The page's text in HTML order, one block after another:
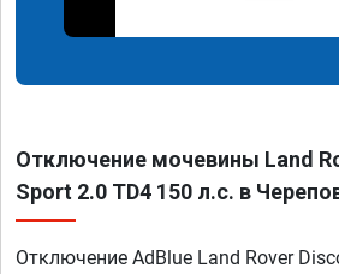
Отключение мочевины Land
Sport 2.0 TD4 150 л.с. в
Отключение AdBlue Land Rover